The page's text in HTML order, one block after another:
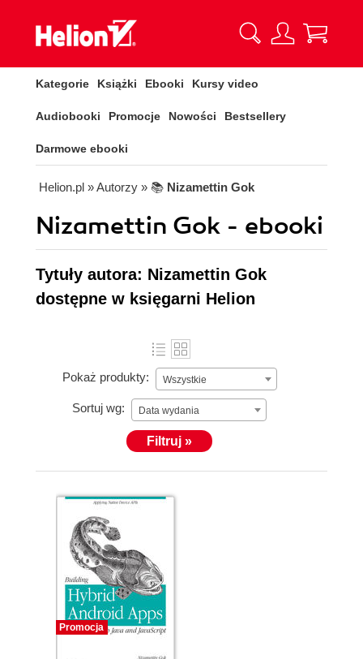
Kategorie Książki Ebooki Kursy video
Audiobooki Promocje Nowości Bestsellery
Darmowe ebooki
Helion.pl » Autorzy » 📚 Nizamettin Gok
Nizamettin Gok - ebooki
Tytuły autora: Nizamettin Gok
dostępne w księgarni Helion
Pokaż produkty: Wszystkie
Sortuj wg: Data wydania
Filtruj »
Promocja